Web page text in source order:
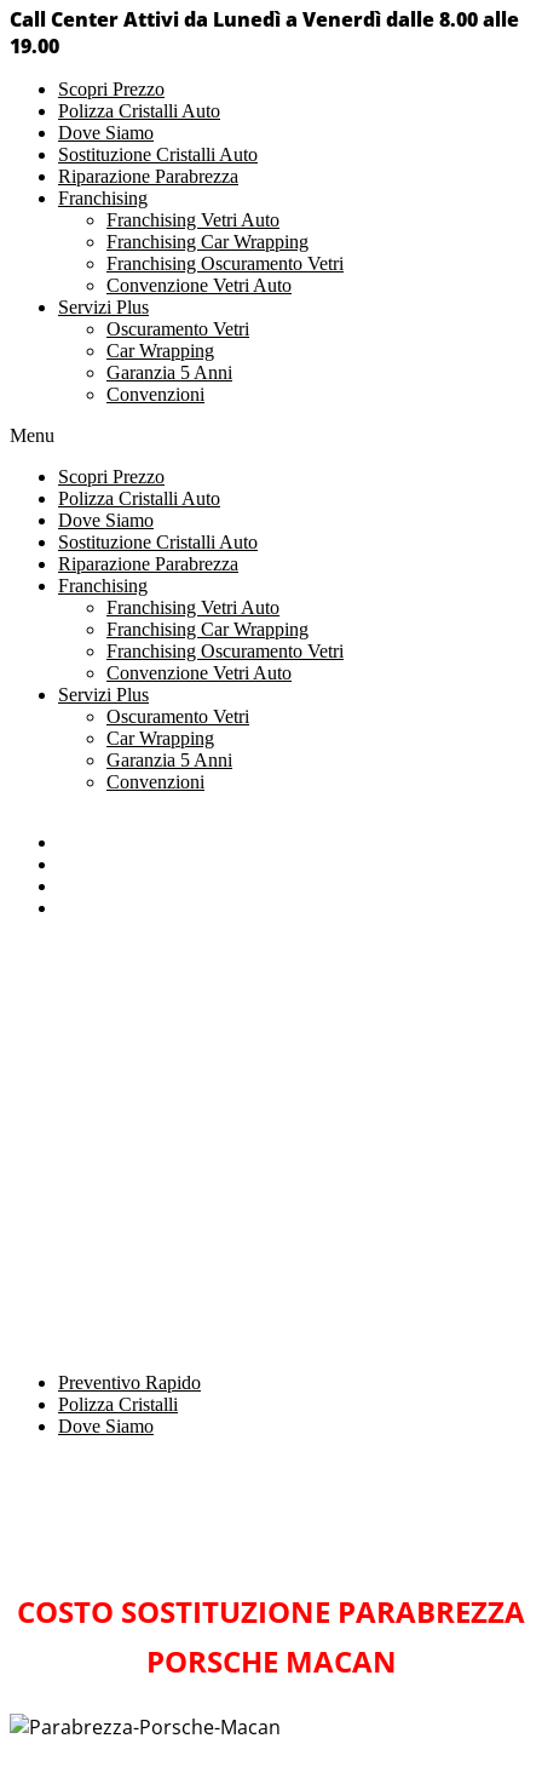
Call Center Attivi da Lunedì a Venerdì dalle 8.00 alle
19.00
Scopri Prezzo
Polizza Cristalli Auto
Dove Siamo
Sostituzione Cristalli Auto
Riparazione Parabrezza
Franchising
Franchising Vetri Auto
Franchising Car Wrapping
Franchising Oscuramento Vetri
Convenzione Vetri Auto
Servizi Plus
Oscuramento Vetri
Car Wrapping
Garanzia 5 Anni
Convenzioni
Menu
Scopri Prezzo
Polizza Cristalli Auto
Dove Siamo
Sostituzione Cristalli Auto
Riparazione Parabrezza
Franchising
Franchising Vetri Auto
Franchising Car Wrapping
Franchising Oscuramento Vetri
Convenzione Vetri Auto
Servizi Plus
Oscuramento Vetri
Car Wrapping
Garanzia 5 Anni
Convenzioni
Preventivo Rapido
Polizza Cristalli
Dove Siamo
COSTO SOSTITUZIONE PARABREZZA
PORSCHE MACAN